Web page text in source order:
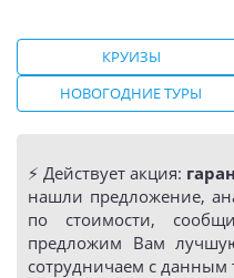
КРУИЗЫ
НОВОГОДНИЕ ТУРЫ
⚡️ Действует акция:
нашли предложение,
по стоимости,
предложим Вам
сотрудничаем с данным